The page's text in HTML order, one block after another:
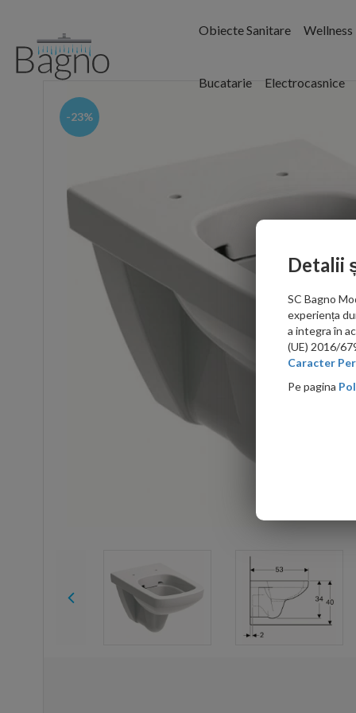
Obiecte Sanitare Wellness
Bucatarie Electrocasnice
-23%
Detalii
SC Bagno
experiența
a integra în
(UE) 2016/
Caracter
Pe pagina